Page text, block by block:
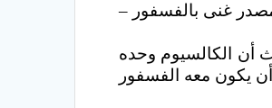
أن الكالسيوم وحده